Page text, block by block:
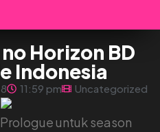
Horizon BD
Indonesia
11:59 pm Uncategorized
untuk season